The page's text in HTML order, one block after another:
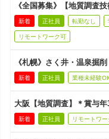
《全国募集》【地質調査
新着 正社員 転勤なし
リモートワーク可
《札幌》さく井・温泉掘
新着 正社員 業種未経験
大阪【地質調査】＊賞与
新着 正社員 リモートワー